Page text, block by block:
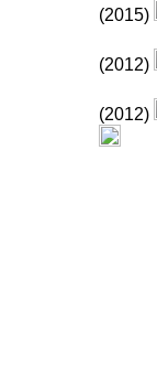
(2015)
(2012)
(2012)